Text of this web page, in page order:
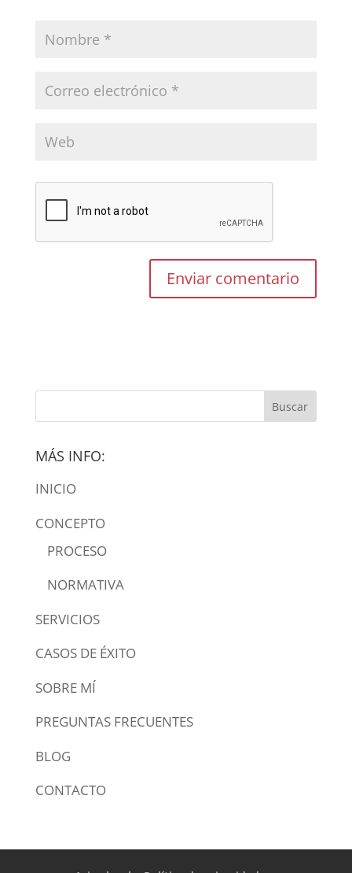
MÁS INFO:
INICIO
CONCEPTO
PROCESO
NORMATIVA
SERVICIOS
CASOS DE ÉXITO
SOBRE MÍ
PREGUNTAS FRECUENTES
BLOG
CONTACTO